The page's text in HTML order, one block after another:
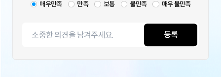
매우만족 만족 보통 불만족 매우 불만족
등록